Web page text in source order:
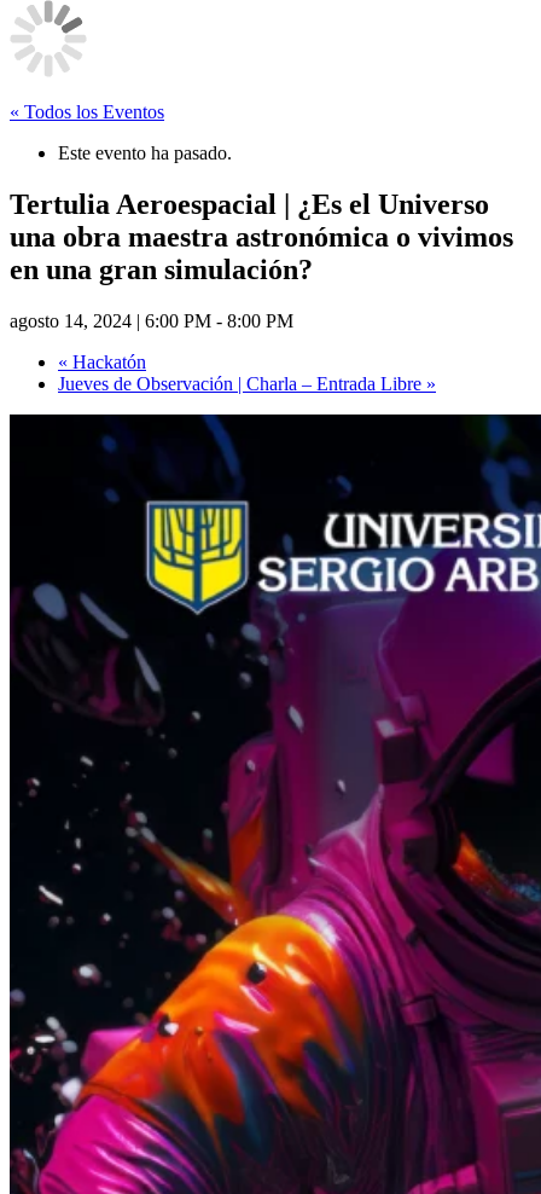
« Todos los Eventos
Este evento ha pasado.
Tertulia Aeroespacial | ¿Es el Universo
una obra maestra astronómica o vivimos
en una gran simulación?
agosto 14, 2024 | 6:00 PM - 8:00 PM
« Hackatón
Jueves de Observación | Charla – Entrada Libre »